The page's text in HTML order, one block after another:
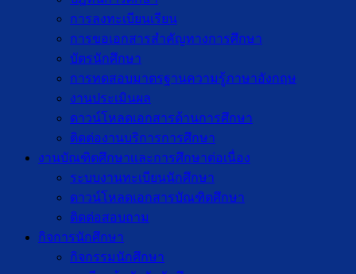
การลงทะเบียนเรียน
การขอเอกสารสำคัญทางการศึกษา
บัตรนักศึกษา
การทดสอบมาตรฐานความรู้ภาษาอังกฤษ
งานประเมินผล
ดาวน์โหลดเอกสารด้านการศึกษา
ติดต่องานบริการการศึกษา
งานบัณฑิตศึกษาเเละการศึกษาต่อเนื่อง
ระบบงานทะเบียนนักศึกษา
ดาวน์โหลดเอกสารบัณฑิตศึกษา
ติดต่อสอบถาม
กิจการนักศึกษา
กิจกรรมนักศึกษา